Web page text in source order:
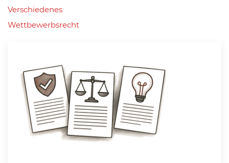
Verschiedenes
Wettbewerbsrecht